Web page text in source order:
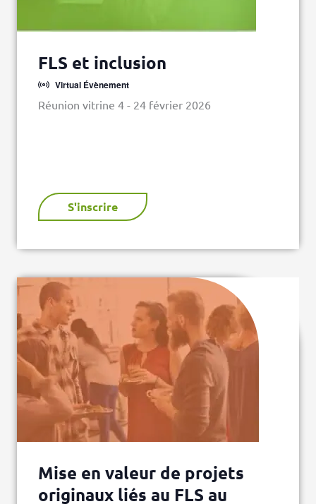
FLS et inclusion
Virtual Évènement
Réunion vitrine 4 - 24 février 2026
S'inscrire
Mise en valeur de projets
originaux liés au FLS au